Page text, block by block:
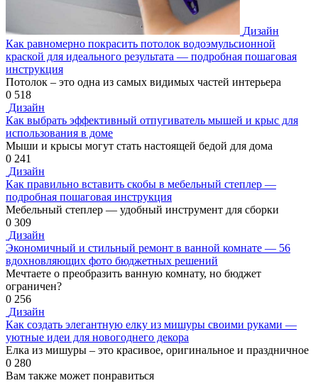
Дизайн
Как равномерно покрасить потолок водоэмульсионной
краской для идеального результата — подробная пошаговая
инструкция
Потолок – это одна из самых видимых частей интерьера
0 518
Дизайн
Как выбрать эффективный отпугиватель мышей и крыс для
использования в доме
Мыши и крысы могут стать настоящей бедой для дома
0 241
Дизайн
Как правильно вставить скобы в мебельный степлер —
подробная пошаговая инструкция
Мебельный степлер — удобный инструмент для сборки
0 309
Дизайн
Экономичный и стильный ремонт в ванной комнате — 56
вдохновляющих фото бюджетных решений
Мечтаете о преобразить ванную комнату, но бюджет
ограничен?
0 256
Дизайн
Как создать элегантную елку из мишуры своими руками —
уютные идеи для новогоднего декора
Елка из мишуры – это красивое, оригинальное и праздничное
0 280
Вам также может понравиться